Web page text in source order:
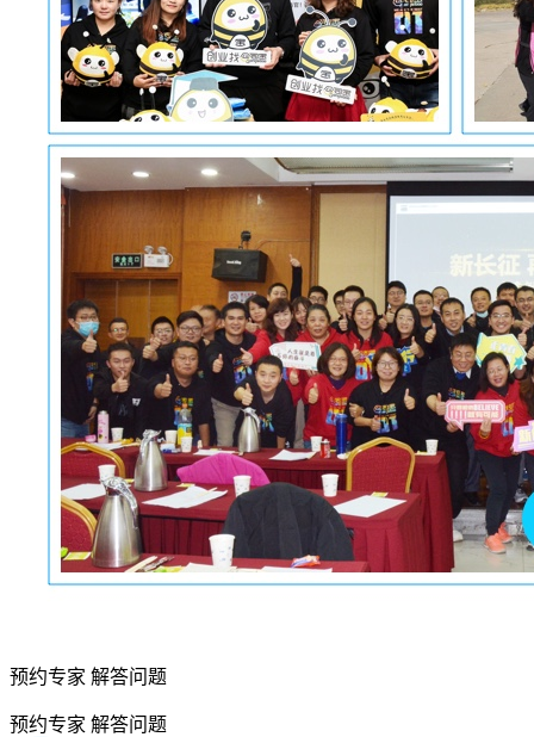
预约专家 解答问题
预约专家 解答问题